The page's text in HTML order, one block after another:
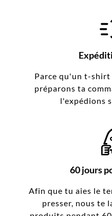
Parce qu'un t-shirt
préparons ta
l'expédions
60 jours
Afin que tu aies le
presser, nous te